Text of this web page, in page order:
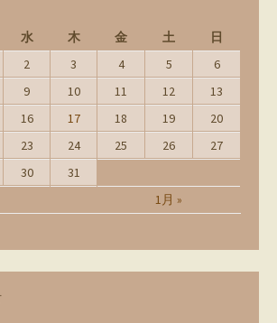
水 木 金 土 日
1月 »
2 3 4 5
6
9 10 11 12
13
16 17 18 19
20
23 24 25 26
27
30 31